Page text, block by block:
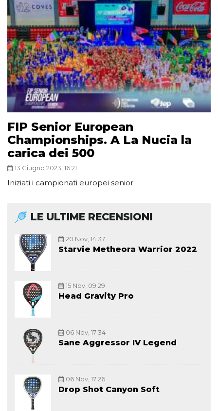
FIP Senior European
Championships. A La Nucia la
carica dei 500
13 Giugno 2023, 16:21
Iniziati i campionati europei senior
LE ULTIME RECENSIONI
20 Nov, 14:37
Starvie Metheora Warrior 2022
15 Nov, 09:29
Head Gravity Pro
06 Nov, 17:34
Sane Aggressor IV Legend
06 Nov, 17:26
Drop Shot Canyon Soft